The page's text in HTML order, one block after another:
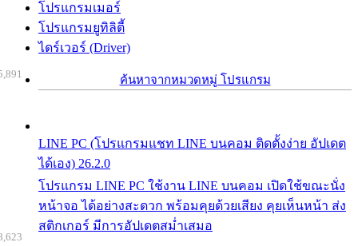
โปรแกรมเมอร์
โปรแกรมยูทิลิตี้
ไดร์เวอร์ (Driver)
ค้นหาจากหมวดหมู่ โปรแกรม
LINE PC (โปรแกรมแชท LINE บนคอม ติดตั้งง่าย อัปเดต
ได้เอง) 26.2.0
โปรแกรม LINE PC ใช้งาน LINE บนคอม เปิดใช้ขณะนั่ง
หน้าจอ ได้อย่างสะดวก พร้อมคุยด้วยเสียง คุยเห็นหน้า ส่ง
สติกเกอร์ มีการอัปเดตสม่ำเสมอ